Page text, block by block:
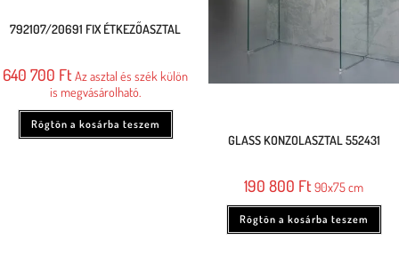
792107/20691 FIX ÉTKEZŐASZTAL
640 700 Ft Az asztal és szék külön
is megvásárolható.
Rögtön a kosárba teszem
GLASS KONZOLASZTAL 552431
190 800 Ft 90x75 cm
Rögtön a kosárba teszem